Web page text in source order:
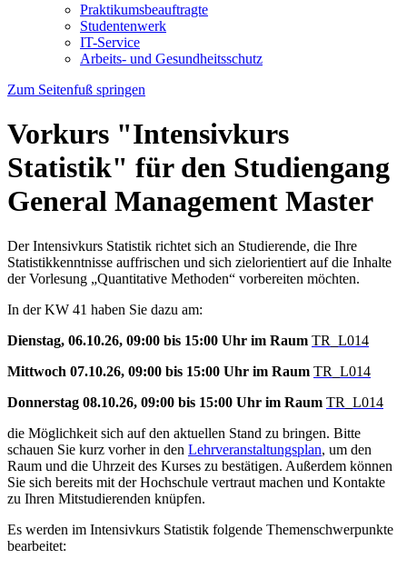
Praktikumsbeauftragte
Studentenwerk
IT-Service
Arbeits- und Gesundheitsschutz
Zum Seitenfuß springen
Vorkurs "Intensivkurs
Statistik" für den Studiengang
General Management Master
Der Intensivkurs Statistik richtet sich an Studierende, die Ihre
Statistikkenntnisse auffrischen und sich zielorientiert auf die Inhalte
der Vorlesung „Quantitative Methoden“ vorbereiten möchten.
In der KW 41 haben Sie dazu am:
Dienstag, 06.10.26, 09:00 bis 15:00 Uhr im Raum TR_L014
Mittwoch 07.10.26, 09:00 bis 15:00 Uhr im Raum TR_L014
Donnerstag 08.10.26, 09:00 bis 15:00 Uhr im Raum TR_L014
die Möglichkeit sich auf den aktuellen Stand zu bringen. Bitte
schauen Sie kurz vorher in den Lehrveranstaltungsplan, um den
Raum und die Uhrzeit des Kurses zu bestätigen. Außerdem können
Sie sich bereits mit der Hochschule vertraut machen und Kontakte
zu Ihren Mitstudierenden knüpfen.
Es werden im Intensivkurs Statistik folgende Themenschwerpunkte
bearbeitet: